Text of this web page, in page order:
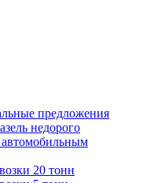
предложения
недорого
автомобильным
20 тонн